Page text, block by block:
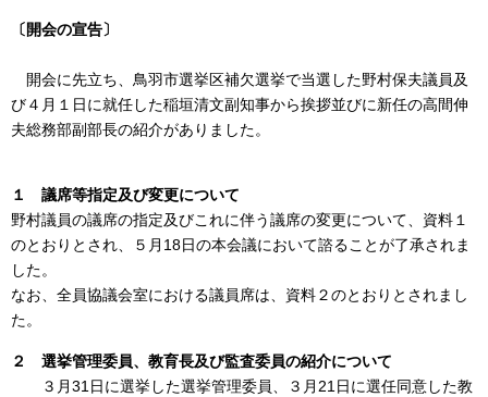
〔開会の宣告〕
開会に先立ち、鳥羽市選挙区補欠選挙で当選した野村保夫議員及
び４月１日に就任した稲垣清文副知事から挨拶並びに新任の高間伸
夫総務部副部長の紹介がありました。
１ 議席等指定及び変更について
野村議員の議席の指定及びこれに伴う議席の変更について、資料１
のとおりとされ、５月18日の本会議において諮ることが了承されま
した。
なお、全員協議会室における議員席は、資料２のとおりとされまし
た。
２ 選挙管理委員、教育長及び監査委員の紹介について
３月31日に選挙した選挙管理委員、３月21日に選任同意した教